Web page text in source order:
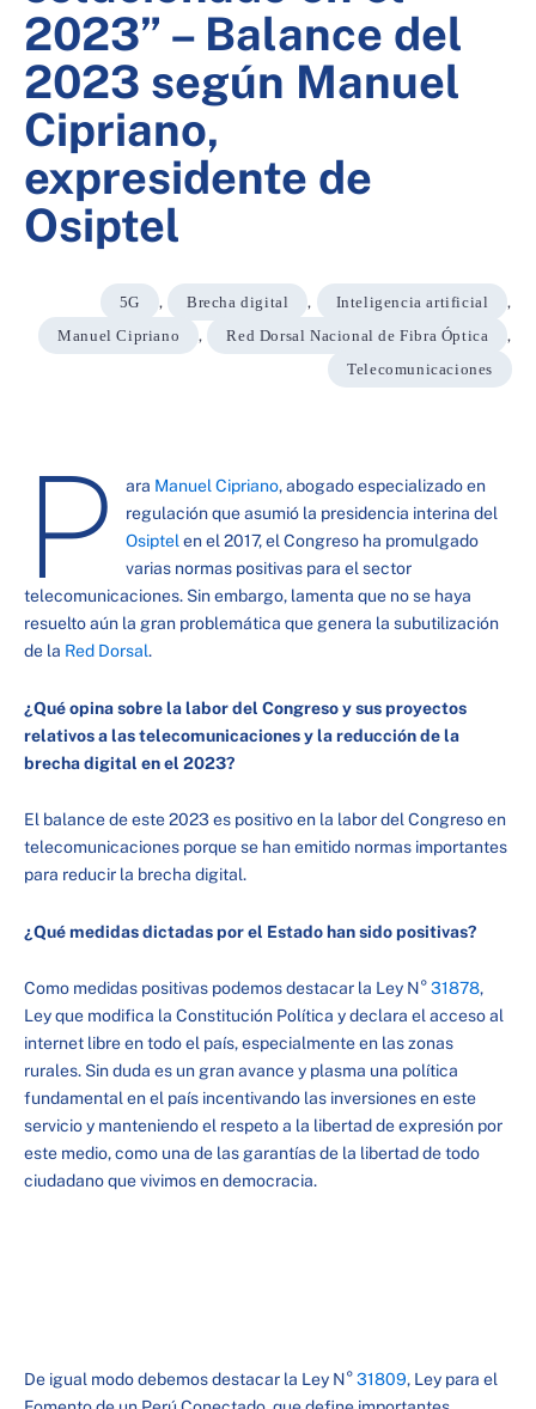
2023” – Balance del
2023 según Manuel
Cipriano,
expresidente de
Osiptel
5G , Brecha digital , Inteligencia artificial
,
Manuel Cipriano
, Red Dorsal Nacional de Fibra Óptica
,
Telecomunicaciones
P ara Manuel Cipriano, abogado especializado en
regulación que asumió la presidencia interina del
Osiptel en el 2017, el Congreso ha promulgado
varias normas positivas para el sector
telecomunicaciones. Sin embargo, lamenta que no se haya
resuelto aún la gran problemática que genera la subutilización
de la Red Dorsal.
¿Qué opina sobre la labor del Congreso y sus proyectos
relativos a las telecomunicaciones y la reducción de la
brecha digital en el 2023?
El balance de este 2023 es positivo en la labor del Congreso en
telecomunicaciones porque se han emitido normas importantes
para reducir la brecha digital.
¿Qué medidas dictadas por el Estado han sido positivas?
Como medidas positivas podemos destacar la Ley N°31878,
Ley que modifica la Constitución Política y declara el acceso al
internet libre en todo el país, especialmente en las zonas
rurales. Sin duda es un gran avance y plasma una política
fundamental en el país incentivando las inversiones en este
servicio y manteniendo el respeto a la libertad de expresión por
este medio, como una de las garantías de la libertad de todo
ciudadano que vivimos en democracia.
De igual modo debemos destacar la Ley N°31809, Ley para el